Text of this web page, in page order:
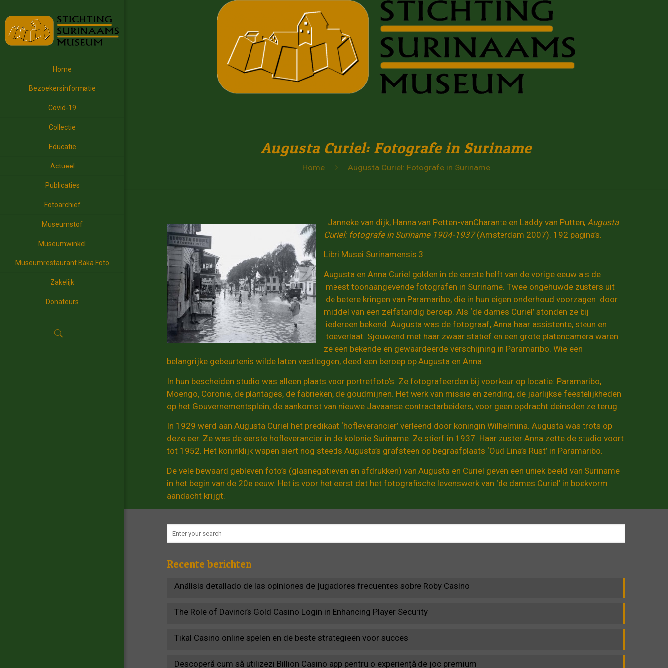
Home
Bezoekersinformatie
Covid-19
Collectie
Educatie
Actueel
Publicaties
Fotoarchief
Museumstof
Museumwinkel
Museumrestaurant Baka Foto
Zakelijk
Donateurs
Augusta Curiel: Fotografe in Suriname
Home Augusta Curiel: Fotografe in Suriname
Janneke van dijk, Hanna van Petten-vanCharante en Laddy van Putten, Augusta
Curiel: fotografe in Suriname 1904-1937(Amsterdam 2007). 192 pagina’s.
Libri Musei Surinamensis 3
Augusta en Anna Curiel golden in de eerste helft van de vorige eeuw als de
meest toonaangevende fotografen in Suriname. Twee ongehuwde zusters uit
de betere kringen van Paramaribo, die in hun eigen onderhoud voorzagen door
middel van een zelfstandig beroep. Als ‘de dames Curiel’ stonden ze bij
iedereen bekend. Augusta was de fotograaf, Anna haar assistente, steun en
toeverlaat. Sjouwend met haar zwaar statief en een grote platencamera waren
ze een bekende en gewaardeerde verschijning in Paramaribo. Wie een
belangrijke gebeurtenis wilde laten vastleggen, deed een beroep op Augusta en Anna.
In hun bescheiden studio was alleen plaats voor portretfoto’s. Ze fotografeerden bij voorkeur op locatie: Paramaribo,
Moengo, Coronie, de plantages, de fabrieken, de goudmijnen. Het werk van missie en zending, de jaarlijkse feestelijkheden
op het Gouvernementsplein, de aankomst van nieuwe Javaanse contractarbeiders, voor geen opdracht deinsden ze terug.
In 1929 werd aan Augusta Curiel het predikaat ‘hofleverancier’ verleend door koningin Wilhelmina. Augusta was trots op
deze eer. Ze was de eerste hofleverancier in de kolonie Suriname. Ze stierf in 1937. Haar zuster Anna zette de studio voort
tot 1952. Het koninklijk wapen siert nog steeds Augusta’s grafsteen op begraafplaats ‘Oud Lina’s Rust’ in Paramaribo.
De vele bewaard gebleven foto’s (glasnegatieven en afdrukken) van Augusta en Curiel geven een uniek beeld van Suriname
in het begin van de 20e eeuw. Het is voor het eerst dat het fotografische levenswerk van ‘de dames Curiel’ in boekvorm
aandacht krijgt.
Recente berichten
Análisis detallado de las opiniones de jugadores frecuentes sobre Roby Casino
The Role of Davinci’s Gold Casino Login in Enhancing Player Security
Tikal Casino online spelen en de beste strategieën voor succes
Descoperă cum să utilizezi Billion Casino app pentru o experiență de joc premium